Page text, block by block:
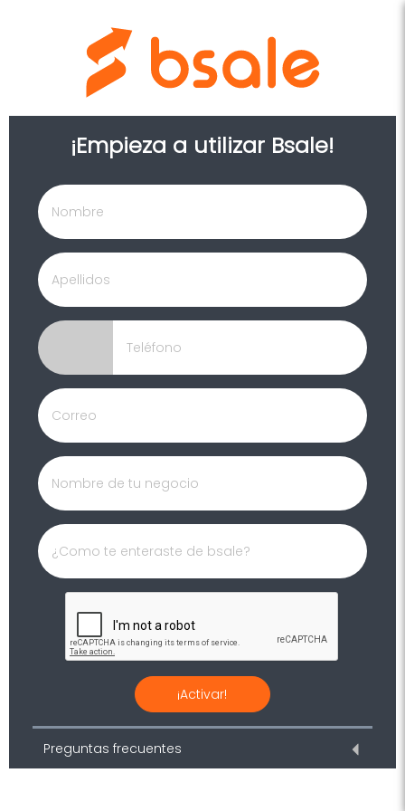
¡Empieza a utilizar Bsale!
¡Activar!
Preguntas frecuentes